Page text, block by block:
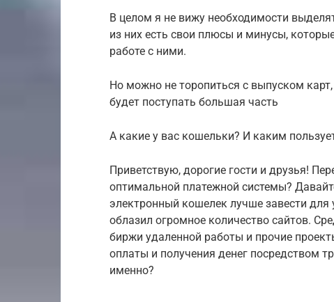
В целом я не вижу необходимости
из них есть свои плюсы и минусы,
работе с ними.
Но можно не торопиться с выпуском
будет поступать большая часть
А какие у вас кошельки? И каким
Приветствую, дорогие гости и друзья!
оптимальной платежной системы?
электронный кошелек лучше завести
облазил огромное количество сайтов.
биржи удаленной работы и прочие
оплаты и получения денег посредством
именно?